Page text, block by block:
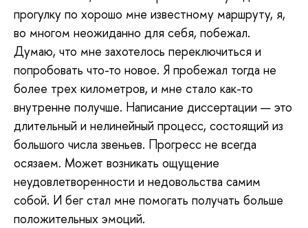
прогулку по хорошо мне известному маршруту, я,
во многом неожиданно для себя, побежал.
Думаю, что мне захотелось переключиться и
попробовать что-то новое. Я пробежал тогда не
более трех километров, и мне стало как-то
внутренне получше. Написание диссертации — это
длительный и нелинейный процесс, состоящий из
большого числа звеньев. Прогресс не всегда
осязаем. Может возникать ощущение
неудовлетворенности и недовольства самим
собой. И бег стал мне помогать получать больше
положительных эмоций.